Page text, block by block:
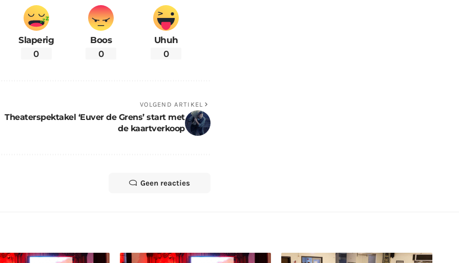
Slaperig
0
Boos
0
Uhuh
0
VOLGEND ARTIKEL
Theaterspektakel ‘Euver de Grens’ start met
de kaartverkoop
Geen reacties